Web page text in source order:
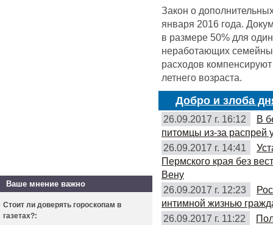
Закон о
января 2016 года.
в размере 50% для
неработающих
расходов
летнего возраста.
Добро и злоба
26.09.2017 г. 16:12
В
питомцы из-за распрей
26.09.2017 г. 14:41
Пермского края без
Вену
26.09.2017 г. 12:23
интимной жизнью
26.09.2017 г. 11:22
Ваше мнение важно
Стоит ли доверять гороскопам в
газетах?: